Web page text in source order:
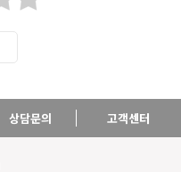
상담문의 고객센터